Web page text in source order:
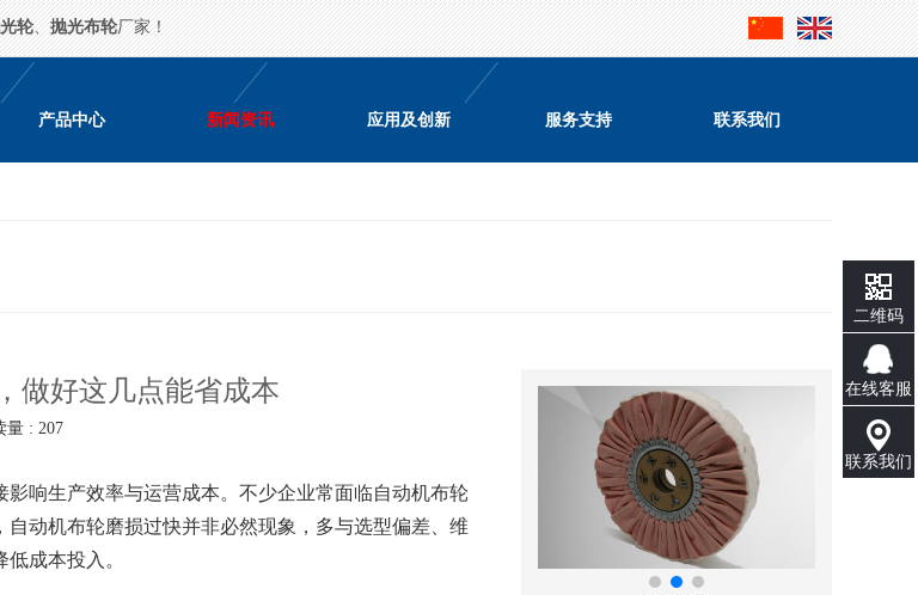
轮、抛光布轮厂家！
产品中心 新闻资讯 应用及创新 服务支持 联系我们
做好这几点能省成本
量 : 207
响生产效率与运营成本。不少企业常面临自动机布轮
动机布轮磨损过快并非必然现象，多与选型偏差、维
成本投入。
二维码
在线客服
联系我们